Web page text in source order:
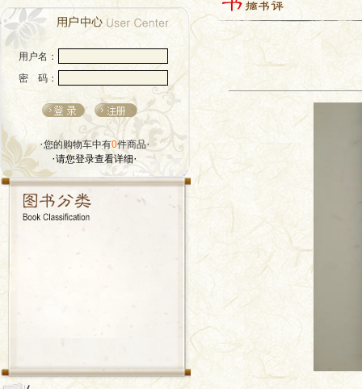
用户名：
密 码：
·您的购物车中有0件商品·
·请您登录查看详细·